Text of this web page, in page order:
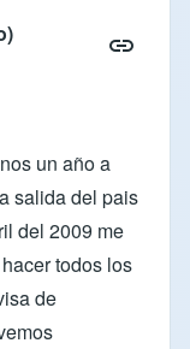
un año a
salida del pais
del 2009 me
todos los
de